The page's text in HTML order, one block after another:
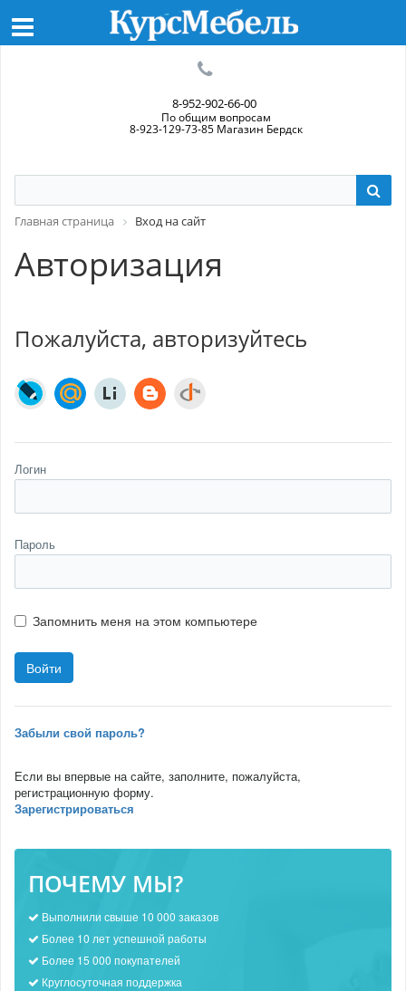
8-952-902-66-00
По общим вопросам
8-923-129-73-85 Магазин Бердск
Главная страница Вход на сайт
Авторизация
Пожалуйста, авторизуйтесь
Логин
Пароль
Запомнить меня на этом компьютере
Забыли свой пароль?
Если вы впервые на сайте, заполните, пожалуйста,
регистрационную форму.
Зарегистрироваться
ПОЧЕМУ МЫ?
Выполнили свыше 10 000 заказов
Более 10 лет успешной работы
Более 15 000 покупателей
Круглосуточная поддержка